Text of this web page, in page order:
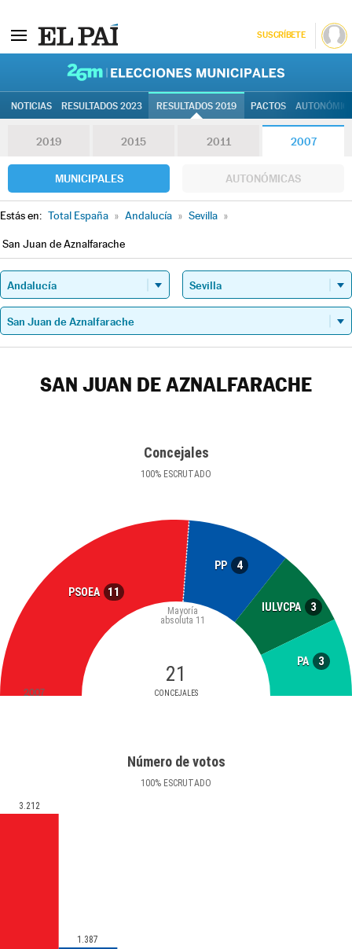
SUSCRÍBETE
NOTICIAS RESULTADOS 2023 RESULTADOS 2019 PACTOS
2019 2015 2011 2007
MUNICIPALES AUTONÓMICAS
Estás en: Total España » Andalucía » Sevilla »
San Juan de Aznalfarache
SAN JUAN DE AZNALFARACHE
Concejales
100% ESCRUTADO
PSOEA 11
PP 4
IULVCPA 3
PA 3
21
CONCEJALES
Mayoría
absoluta 11
2007
Número de votos
100% ESCRUTADO
3.212
1.387